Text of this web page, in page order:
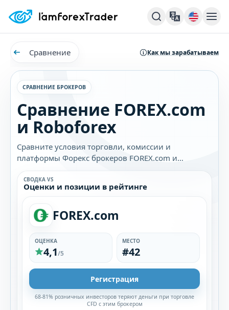
Сравнение Как мы зарабатываем
СРАВНЕНИЕ БРОКЕРОВ
Сравнение FOREX.com
и Roboforex
Сравните условия торговли, комиссии и
платформы Форекс брокеров FOREX.com и
Roboforex. Узнайте, какой брокер лучше подходит
именно вам.
СВОДКА VS
Оценки и позиции в рейтинге
FOREX.com
ОЦЕНКА
4,1/5
МЕСТО
#42
Регистрация
68-81% розничных инвесторов теряют деньги при торговле
CFD с этим брокером